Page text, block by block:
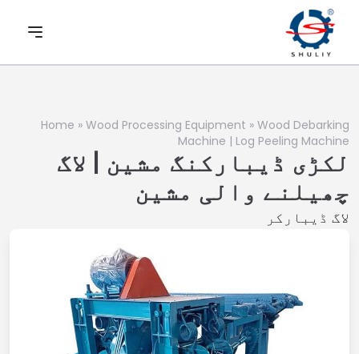
Home » Wood Processing Equipment » Wood Debarking
Machine | Log Peeling Machine
لکڑی ڈیبارکنگ مشین | لاگ
چھیلنے والی مشین
لاگ ڈیبارکر